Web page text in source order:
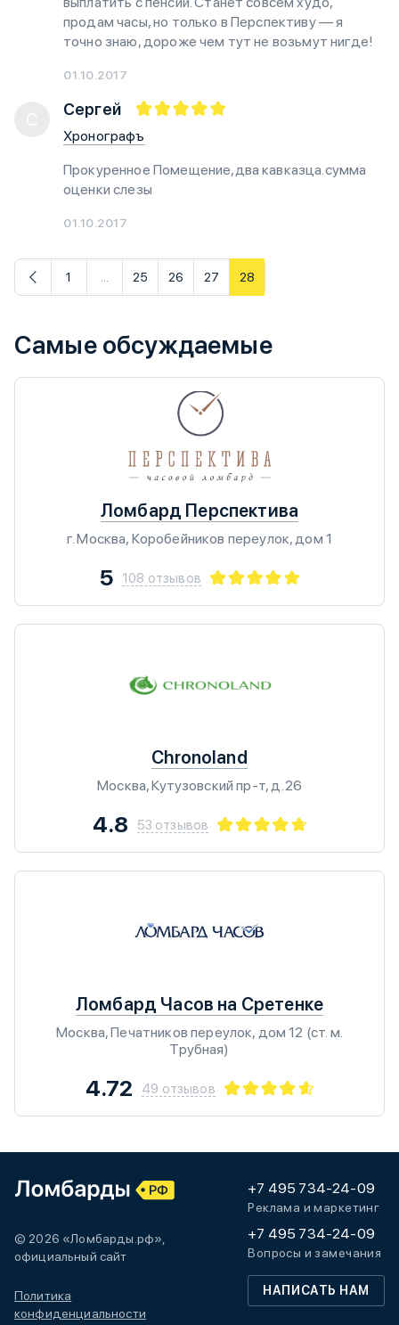
продам часы, но только в Перспективу — я
точно знаю, дороже чем тут не возьмут нигде!
01.10.2017
Сергей
Хронографъ
Прокуренное Помещение,два кавказца.сумма
оценки слезы
01.10.2017
1 25 26 27 28
Самые обсуждаемые
Ломбард Перспектива
г. Москва, Коробейников переулок, дом 1
5 108 отзывов
Chronoland
Москва, Кутузовский пр-т, д.26
4.8 53 отзывов
Ломбард Часов на Сретенке
Москва, Печатников переулок, дом 12 (ст. м.
Трубная)
4.72 49 отзывов
© 2026 «Ломбарды.рф»,
официальный сайт
Политика
конфиденциальности
+7 495 734-24-09
Реклама и маркетинг
+7 495 734-24-09
Вопросы и замечания
НАПИСАТЬ НАМ